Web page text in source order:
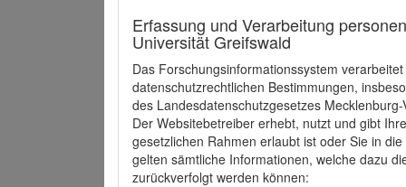
Erfassung und Verarbeitung
Universität Greifswald
Das Forschungsinformationssystem
datenschutzrechtlichen Bestimmungen,
des Landesdatenschutzgesetzes
Der Websitebetreiber erhebt, nutzt und gibt
gesetzlichen Rahmen erlaubt ist oder Sie in
gelten sämtliche Informationen, welche dazu
zurückverfolgt werden können: